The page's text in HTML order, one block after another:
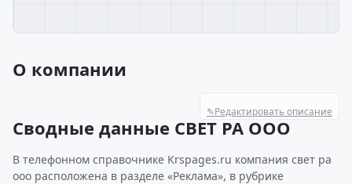
О компании
✎Редактировать описание
Сводные данные СВЕТ РА ООО
В телефонном справочнике Krspages.ru компания свет ра
ооо расположена в разделе «Реклама», в рубрике